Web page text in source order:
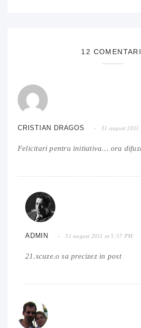
12
CRISTIAN DRAGOS 31 august
Felicitari pentru initiativa… ora
ADMIN 31 august 2011 at 5:57 PM
21.scuze.o sa precizez in post